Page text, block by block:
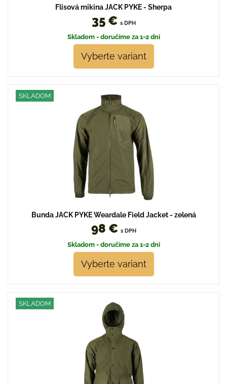
Flisová mikina JACK PYKE - Sherpa
35 € s DPH
Skladom - doručíme za 1-2 dni
Vyberte variant
SKLADOM
Bunda JACK PYKE Weardale Field Jacket - zelená
98 € s DPH
Skladom - doručíme za 1-2 dni
Vyberte variant
SKLADOM